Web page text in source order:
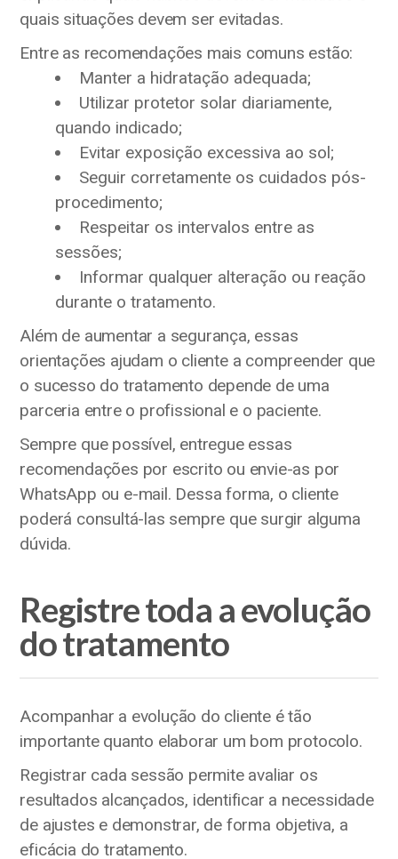
quais situações devem ser evitadas.
Entre as recomendações mais comuns estão:
Manter a hidratação adequada;
Utilizar protetor solar diariamente,
quando indicado;
Evitar exposição excessiva ao sol;
Seguir corretamente os cuidados pós-
procedimento;
Respeitar os intervalos entre as
sessões;
Informar qualquer alteração ou reação
durante o tratamento.
Além de aumentar a segurança, essas
orientações ajudam o cliente a compreender que
o sucesso do tratamento depende de uma
parceria entre o profissional e o paciente.
Sempre que possível, entregue essas
recomendações por escrito ou envie-as por
WhatsApp ou e-mail. Dessa forma, o cliente
poderá consultá-las sempre que surgir alguma
dúvida.
Registre toda a evolução
do tratamento
Acompanhar a evolução do cliente é tão
importante quanto elaborar um bom protocolo.
Registrar cada sessão permite avaliar os
resultados alcançados, identificar a necessidade
de ajustes e demonstrar, de forma objetiva, a
eficácia do tratamento.